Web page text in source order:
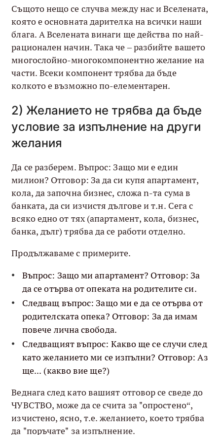
Същото нещо се случва между нас и Вселената,
която е основната дарителка на всички наши
блага. А Вселената винаги ще действа по най-
рационален начин. Така че – разбийте вашето
многослойно-многокомпонентно желание на
части. Всеки компонент трябва да бъде
колкото е възможно по-елементарен.
2) Желанието не трябва да бъде
условие за изпълнение на други
желания
Да се разберем. Въпрос: Защо ми е един
милион? Отговор: За да си купя апартамент,
кола, да започна бизнес, сложа n-та сума в
банката, да си изчистя дългове и т.н. Сега с
всяко едно от тях (апартамент, кола, бизнес,
банка, дълг) трябва да се работи отделно.
Продължаваме с примерите.
Въпрос: Защо ми апартамент? Отговор: За
да се отърва от опеката на родителите си.
Следващ въпрос: Защо ми е да се отърва от
родителската опека? Отговор: За да имам
повече лична свобода.
Следващият въпрос: Какво ще се случи след
като желанието ми се изпълни? Отговор: Аз
ще... (какво вие ще?)
Веднага след като вашият отговор се сведе до
ЧУВСТВО, може да се счита за "опростено“,
изчистено, ясно, т.е. желанието, което трябва
да "поръчате" за изпълнение.